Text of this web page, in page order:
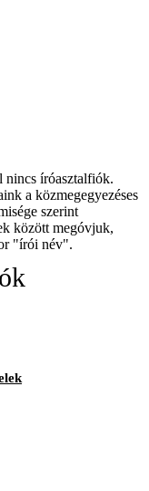
nincs íróasztalfiók.
a közmegegyezéses
szerint
között megóvjuk,
"írói név".